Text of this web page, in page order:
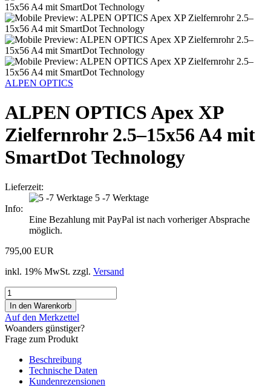
ALPEN OPTICS
ALPEN OPTICS Apex XP
Zielfernrohr 2.5–15x56 A4 mit
SmartDot Technology
Lieferzeit:
5 -7 Werktage
Info:
Eine Bezahlung mit PayPal ist nach vorheriger Absprache
möglich.
795,00 EUR
inkl. 19% MwSt. zzgl. Versand
Auf den Merkzettel
Woanders günstiger?
Frage zum Produkt
Beschreibung
Technische Daten
Kundenrezensionen